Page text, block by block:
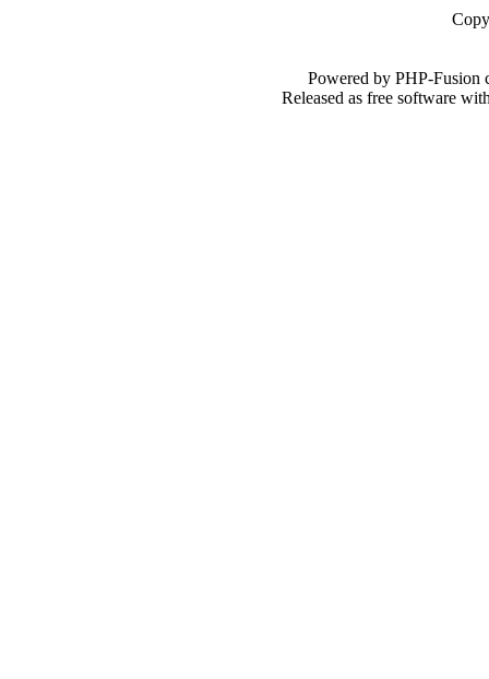
Powered by PHP-
Released as free software